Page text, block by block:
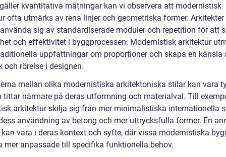
kvantitativa mätningar kan vi observera att modernistisk
ofta utmärks av rena linjer och geometriska former.
sig av standardiserade moduler och repetition för att
och effektivitet i byggprocessen. Modernistisk arkitektur
uppfattningar om proportioner och skapa en känsla
och rörelse i designen.
mellan olika modernistiska arkitektoniska stilar kan vara
tittar närmare på deras utformning och materialval. Till
arkitektur skilja sig från mer minimalistiska internationella
användning av betong och mer uttrycksfulla former. En
vara i deras kontext och syfte, där vissa modernistiska
mer anpassade till specifika funktionella behov.